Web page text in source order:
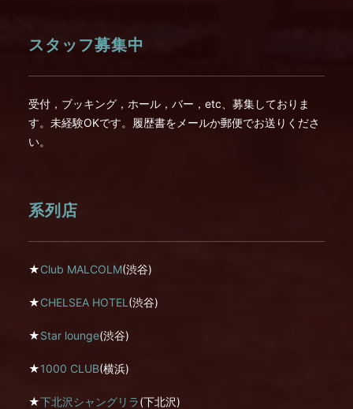
スタッフ募集中
受付，ブッキング，ホール，バー，etc、募集しておりま
す。未経験OKです。履歴書をメールか郵便でお送りくださ
い。
系列店
★Club MALCOLM(渋谷)
★CHELSEA HOTEL (渋谷)
★Star lounge(渋谷)
★1000 CLUB(横浜)
★下北沢シャングリラ(下北沢)